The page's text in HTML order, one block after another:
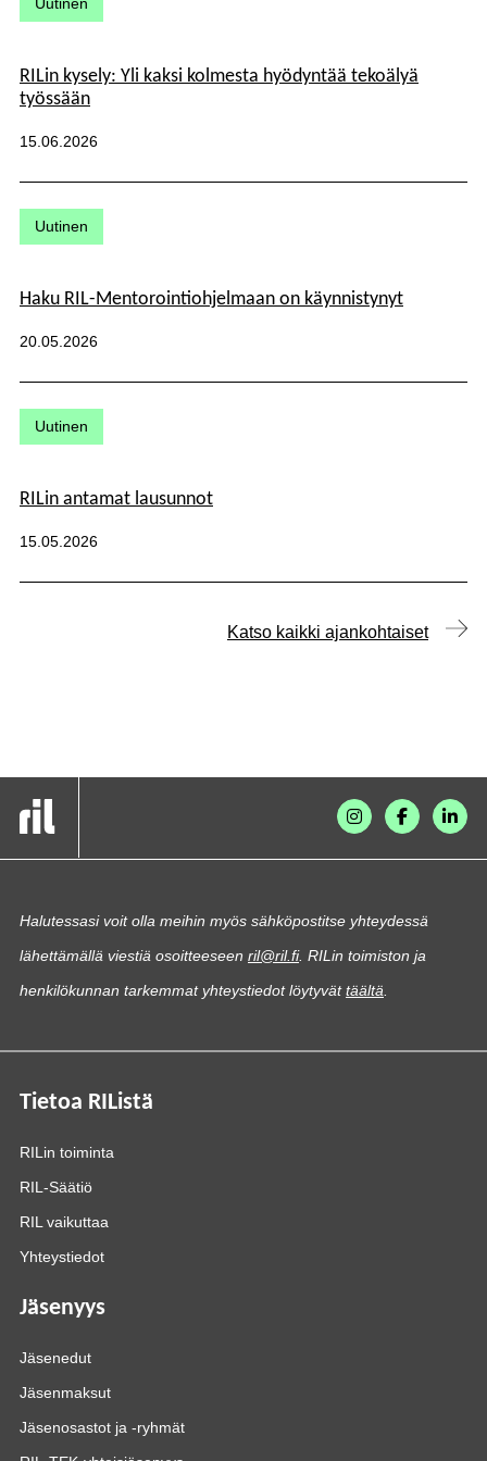
RILin kysely: Yli kaksi kolmesta hyödyntää tekoälyä
työssään
Julkaistu:
15.06.2026
Kategoriat:
Uutinen
Haku RIL-Mentorointiohjelmaan on käynnistynyt
Julkaistu:
20.05.2026
Kategoriat:
Uutinen
RILin antamat lausunnot
Julkaistu:
15.05.2026
Katso kaikki ajankohtaiset
Halutessasi voit olla meihin myös sähköpostitse yhteydessä
lähettämällä viestiä osoitteeseen ril@ril.fi. RILin toimiston ja
henkilökunnan tarkemmat yhteystiedot löytyvättäältä
Tietoa RIListä
RILin toiminta
RIL-Säätiö
RIL vaikuttaa
Yhteystiedot
Jäsenyys
Jäsenedut
Jäsenmaksut
Jäsenosastot ja -ryhmät